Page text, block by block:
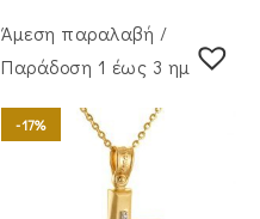
Άμεση παραλαβή /
Παράδoση 1 έως 3 ημέρες
-17%